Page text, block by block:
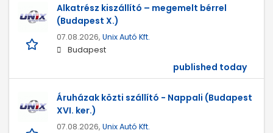
Alkatrész kiszállító – megemelt bérrel
(Budapest X.)
07.08.2026, Unix Autó Kft.
Budapest
published today
Áruházak közti szállító - Nappali (Budapest
XVI. ker.)
07.08.2026, Unix Autó Kft.